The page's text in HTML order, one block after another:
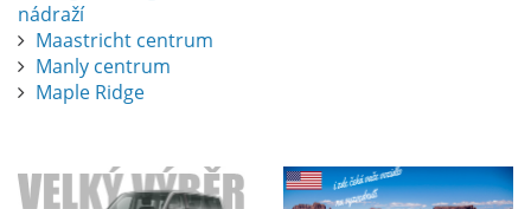
nádraží
Maastricht centrum
Manly centrum
Maple Ridge